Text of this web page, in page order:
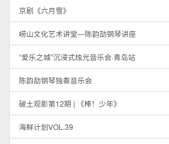
京剧《六月雪》
崂山文化艺术讲堂—陈韵劼钢琴讲座
“爱乐之城”沉浸式烛光音乐会·青岛站
陈韵劼钢琴独奏音乐会
破土观影第12期 | 《棒！少年》
海鲜计划VOL.39